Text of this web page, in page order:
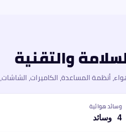
والتقنية
أنظمة المساعدة، الكاميرات،
وسائد هوائية
4 وسائد